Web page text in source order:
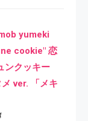
yumeki
cookie" 恋
ンクッキー
ver. 「メキ